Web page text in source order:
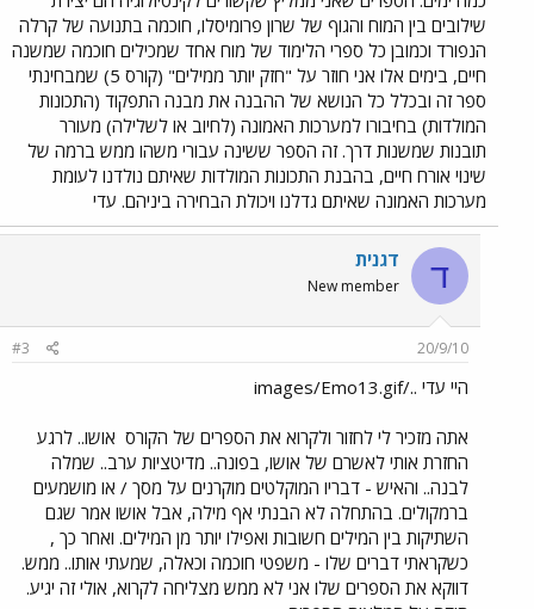
שילובים בין המוח והגוף של שרון פרומיסלו, חוכמה בתנועה של קרלה
הנפורד וכמובן כל ספרי הלימוד של מוח אחד שמכילים חוכמה שמשנה
חיים, בימים אלו אני חוזר על "חזק יותר ממילים" (קורס 5) שמבחינתי
ספר זה ובכלל כל הנושא של ההבנה את מבנה התפקוד (התכונות
המולדות) בחיבורו למערכות האמונה (לחיוב או לשלילה) מעורר
תובנות שמשנות דרך. זה הספר ששינה עבורי משהו ממש ברמה של
שינוי אורח חיים, בהבנת התכונות המולדות שאיתם נולדנו לעומת
מערכות האמונה שאיתם גדלנו ויכולת הבחירה ביניהם. עדי
ד דגנית
New member
20/9/10
#3
היי עדי ../images/Emo13.gif
אתה מזכיר לי לחזור ולקרוא את הספרים של הקורס אושו.. לרגע
החזרת אותי לאשרם של אושו, בפונה.. מדיטציות ערב.. שמלה
לבנה.. והאיש - דבריו המוקלטים מוקרנים על מסך / או מושמעים
ברמקולים. בהתחלה לא הבנתי אף מילה, אבל אושו אמר שגם
השתיקות בין המילים חשובות ואפילו יותר מן המילים. ואחר כך ,
כשקראתי דברים שלו - משפטי חוכמה וכאלה, שמעתי אותו.. ממש.
דווקא את הספרים שלו אני לא ממש מצליחה לקרוא, אולי זה יגיע.